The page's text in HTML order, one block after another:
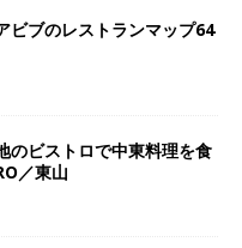
ビブのレストランマップ64
のビストロで中東料理を食
／東山